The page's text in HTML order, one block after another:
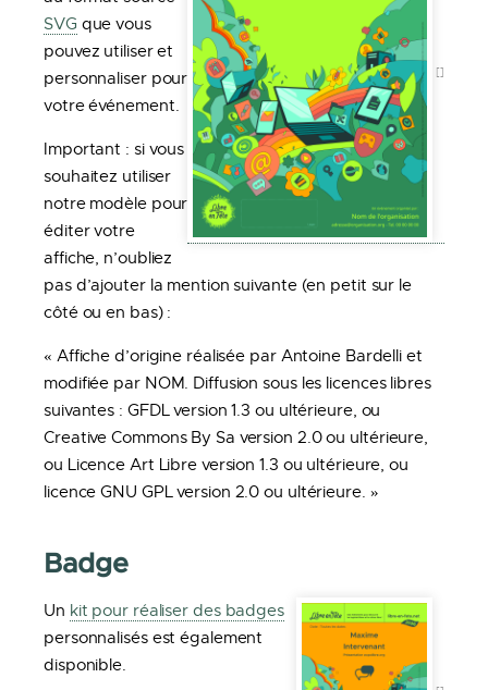
SVG que vous
pouvez utiliser et
personnaliser pour
votre événement.
Important : si vous
souhaitez utiliser
notre modèle pour
éditer votre
affiche, n’oubliez
pas d’ajouter la mention suivante (en petit sur le
côté ou en bas) :
« Affiche d’origine réalisée par Antoine Bardelli et
modifiée par NOM. Diffusion sous les licences libres
suivantes : GFDL version 1.3 ou ultérieure, ou
Creative Commons By Sa version 2.0 ou ultérieure,
ou Licence Art Libre version 1.3 ou ultérieure, ou
licence GNU GPL version 2.0 ou ultérieure. »
Badge
Un kit pour réaliser des badges
personnalisés est également
disponible.